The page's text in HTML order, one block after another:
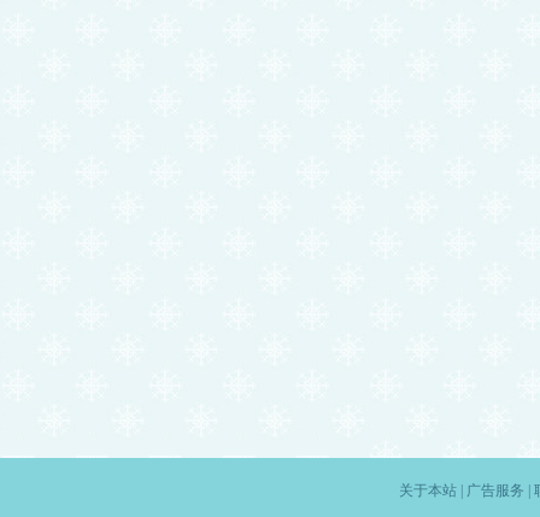
关于本站| 广告服务